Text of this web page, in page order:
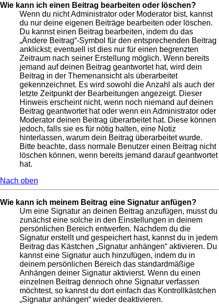
Wie kann ich einen Beitrag bearbeiten oder löschen?
Wenn du nicht Administrator oder Moderator bist, kannst
du nur deine eigenen Beiträge bearbeiten oder löschen.
Du kannst einen Beitrag bearbeiten, indem du das
„Ändere Beitrag“-Symbol für den entsprechenden Beitrag
anklickst; eventuell ist dies nur für einen begrenzten
Zeitraum nach seiner Erstellung möglich. Wenn bereits
jemand auf deinen Beitrag geantwortet hat, wird dein
Beitrag in der Themenansicht als überarbeitet
gekennzeichnet. Es wird sowohl die Anzahl als auch der
letzte Zeitpunkt der Bearbeitungen angezeigt. Dieser
Hinweis erscheint nicht, wenn noch niemand auf deinen
Beitrag geantwortet hat oder wenn ein Administrator oder
Moderator deinen Beitrag überarbeitet hat. Diese können
jedoch, falls sie es für nötig halten, eine Notiz
hinterlassen, warum dein Beitrag überarbeitet wurde.
Bitte beachte, dass normale Benutzer einen Beitrag nicht
löschen können, wenn bereits jemand darauf geantwortet
hat.
Nach oben
Wie kann ich meinem Beitrag eine Signatur anfügen?
Um eine Signatur an deinen Beitrag anzufügen, musst du
zunächst eine solche in den Einstellungen in deinem
persönlichen Bereich entwerfen. Nachdem du die
Signatur erstellt und gespeichert hast, kannst du in jedem
Beitrag das Kästchen „Signatur anhängen“ aktivieren. Du
kannst eine Signatur auch hinzufügen, indem du in
deinem persönlichen Bereich das standardmäßige
Anhängen deiner Signatur aktivierst. Wenn du einen
einzelnen Beitrag dennoch ohne Signatur verfassen
möchtest, so kannst du dort einfach das Kontrollkästchen
„Signatur anhängen“ wieder deaktivieren.